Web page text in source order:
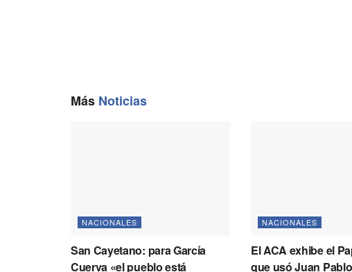
Más Noticias
NACIONALES
San Cayetano: para García
Cuerva «el pueblo está
NACIONALES
El ACA exhibe el
que usó Juan